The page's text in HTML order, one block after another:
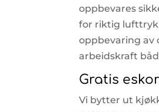
oppbevares
for riktig
oppbevaring av
arbeidskraft
Gratis
Vi bytter ut